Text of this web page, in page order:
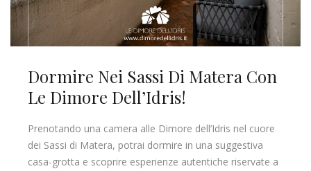
Dormire Nei Sassi Di Matera Con
Le Dimore Dell’Idris!
Prenotando una camera alle Dimore dell’Idris nel cuore
dei Sassi di Matera, potrai dormire in una suggestiva
casa-grotta e scoprire esperienze autentiche riservate a